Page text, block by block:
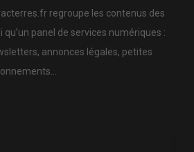
regroupe les contenus des
panel de services numériques :
annonces légales, petites